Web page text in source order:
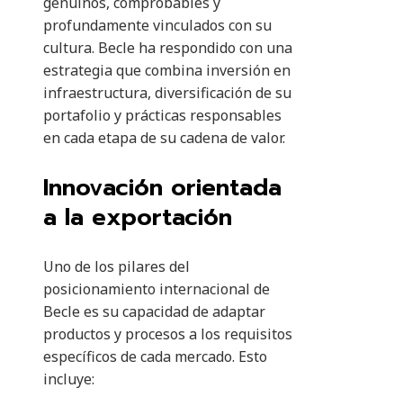
profundamente vinculados con su
cultura. Becle ha respondido con una
estrategia que combina inversión en
infraestructura, diversificación de su
portafolio y prácticas responsables
en cada etapa de su cadena de valor.
Innovación orientada
a la exportación
Uno de los pilares del
posicionamiento internacional de
Becle es su capacidad de adaptar
productos y procesos a los requisitos
específicos de cada mercado. Esto
incluye: